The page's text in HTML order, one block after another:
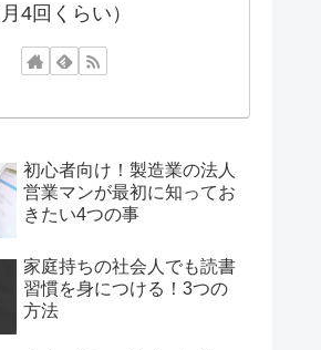
4回くらい）
初心者向け！製造業の法人
営業マンが最初に知ってお
きたい4つの事
家庭持ちの社会人でも読書
習慣を身につける！3つの
方法